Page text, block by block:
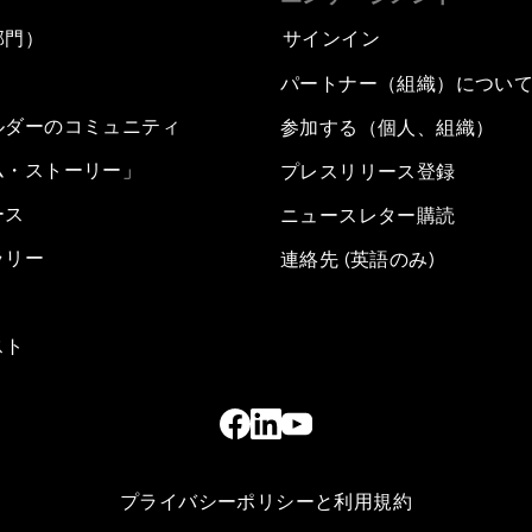
）
ーのコミュニティ
ストーリー」
リー
サインイン
パートナー（組織）につい
参加する（個人、組織）
プレスリリース登録
ニュースレター購読
連絡先 (英語のみ)
プライバシーポリシーと利用規約